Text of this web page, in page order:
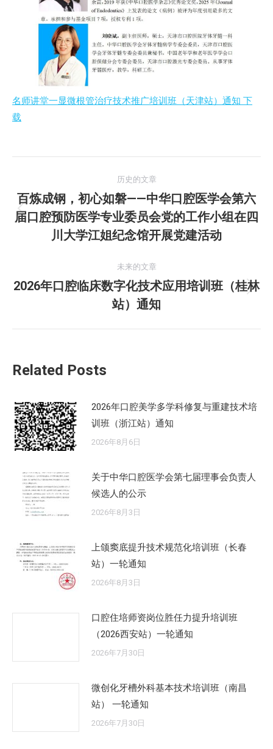
名师讲堂一显微根管治疗技术推广培训班（天津站）通知 下
载
章
导
历史的文章
历
史
文
章：
百炼成钢，初心如磐——中华口腔医学会第六
届口腔预防医学专业委员会党的工作小组在四
川大学江姐纪念馆开展党建活动
未来的文章
未
来
的
2026年口腔临床数字化技术应用培训班（桂林
站）通知
Related Posts
2026年口腔美学多学科修复与重建技术培
训班（浙江站）通知
2026年8月6日
关于中华口腔医学会第七届理事会负责人
候选人的公示
2026年8月3日
上颌窦底提升技术规范化培训班（长春
站）一轮通知
2026年8月3日
口腔住培师资岗位胜任力提升培训班
（2026西安站）一轮通知
2026年7月30日
微创化牙槽外科基本技术培训班（南昌
站） 一轮通知
2026年7月30日